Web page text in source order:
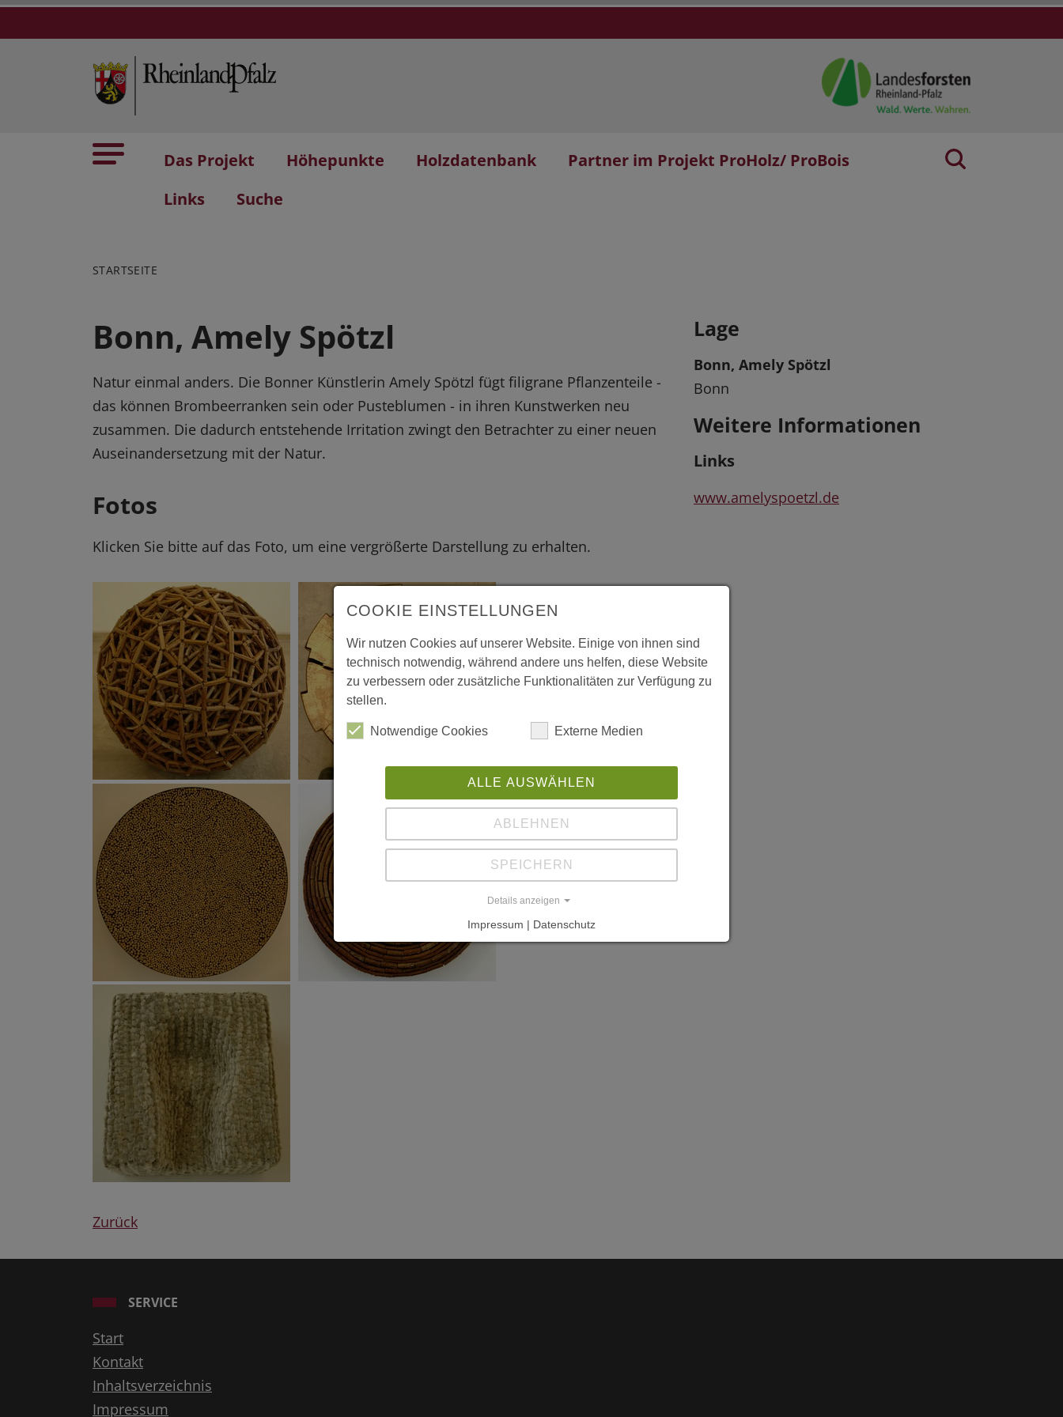
Das Projekt Höhepunkte Holzdatenbank
Partner im Projekt ProHolz/ ProBois
Links
Suche
STARTSEITE
Bonn, Amely Spötzl
Natur einmal anders. Die Bonner Künstlerin Amely Spötzl fügt filigrane Pflanzenteile -
das können Brombeerranken sein oder Pusteblumen - in ihren Kunstwerken neu
zusammen. Die dadurch entstehende Irritation zwingt den Betrachter zu einer neuen
Auseinandersetzung mit der Natur.
Fotos
Klicken Sie bitte auf das Foto, um eine vergrößerte Darstellung zu erhalten.
Zurück
Lage
Bonn, Amely Spötzl
Bonn
Weitere Informationen
Links
www.amelyspoetzl.de
SERVICE
Start
Kontakt
Inhaltsverzeichnis
Impressum
COOKIE EINSTELLUNGEN
Wir nutzen Cookies auf unserer Website. Einige von ihnen sind
technisch notwendig, während andere uns helfen, diese Website
zu verbessern oder zusätzliche Funktionalitäten zur Verfügung zu
stellen.
Notwendige Cookies Externe Medien
ALLE AUSWÄHLEN
ABLEHNEN
SPEICHERN
Details anzeigen
Impressum | Datenschutz